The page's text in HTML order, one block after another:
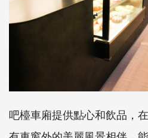
吧檯車廂提供點心和飲品，